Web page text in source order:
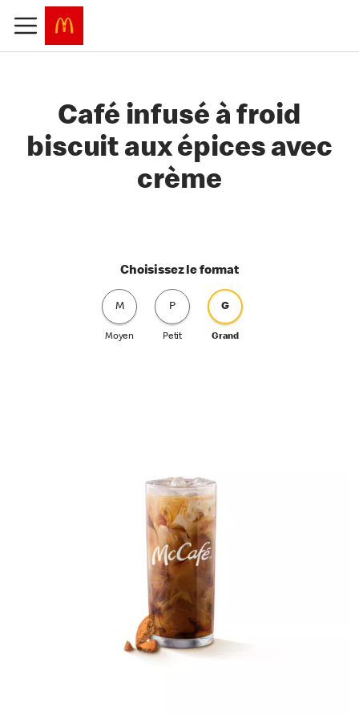
Café infusé à froid
biscuit aux épices avec
crème
Choisissez le format
M
Moyen
P
Petit
G
Grand